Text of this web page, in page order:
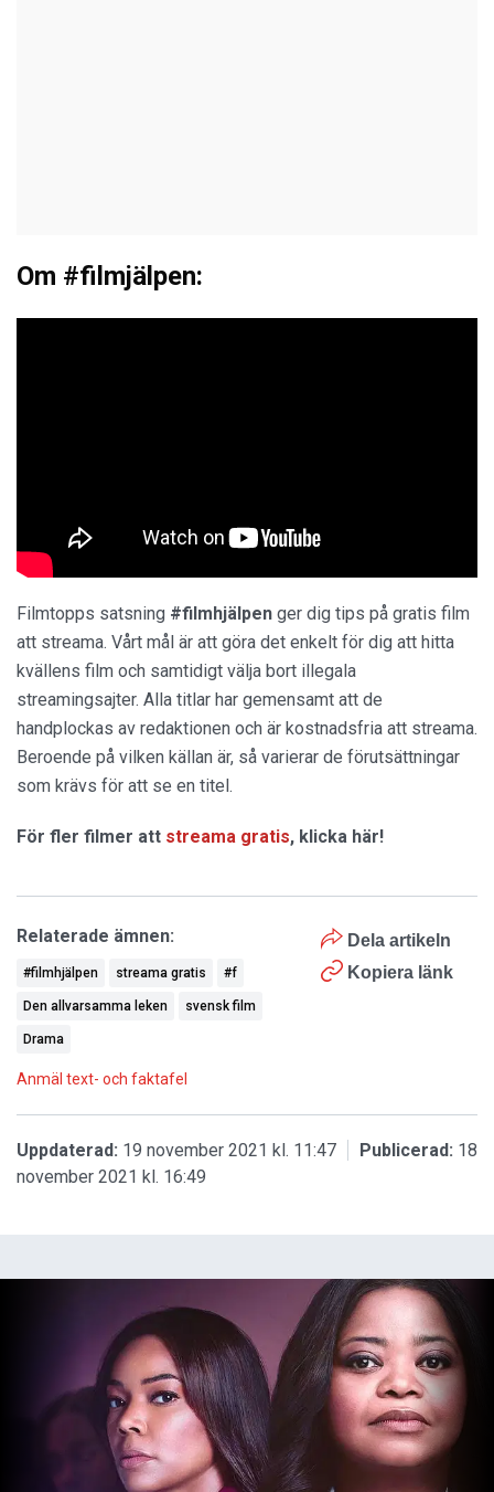
Om #filmjälpen:
Filmtopps satsning #filmhjälpen ger dig tips på gratis film
att streama. Vårt mål är att göra det enkelt för dig att hitta
kvällens film och samtidigt välja bort illegala
streamingsajter. Alla titlar har gemensamt att de
handplockas av redaktionen och är kostnadsfria att streama.
Beroende på vilken källan är, så varierar de förutsättningar
som krävs för att se en titel.
För fler filmer att streama gratis, klicka här!
Dela artikeln
Kopiera länk
Relaterade ämnen:
#filmhjälpen streama gratis #f
Den allvarsamma leken svensk film
Drama
Anmäl text- och faktafel
Uppdaterad: 19 november 2021 kl. 11:47 Publicerad: 18
november 2021 kl. 16:49